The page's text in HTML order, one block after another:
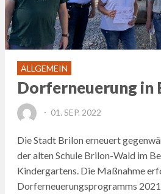
ALLGEMEIN
Dorferneuerung in
POSTED
01. SEP. 2022
Die Stadt Brilon erneuert
der alten Schule Brilon-Wald im
Kindergartens. Die Maßnahme
Dorferneuerungsprogramms